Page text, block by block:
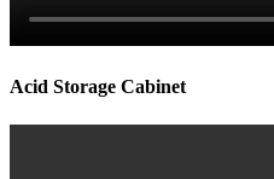
Acid Storage Cabinet